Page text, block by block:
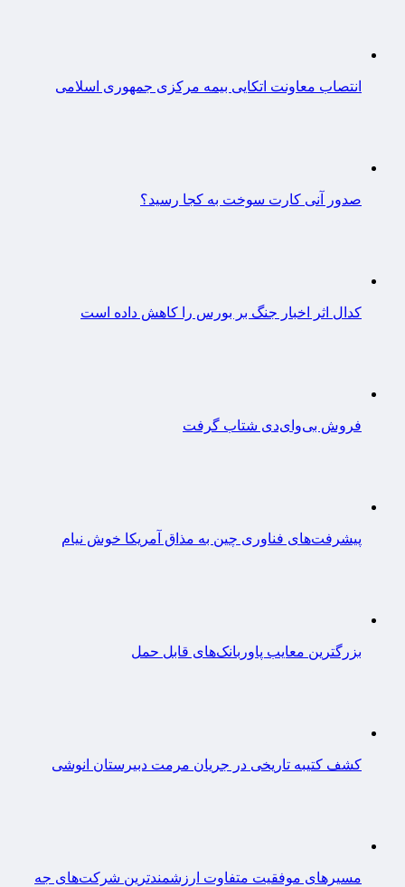
انتصاب معاونت اتکایی بیمه مرکزی جمهوری اسلامی
صدور آنی کارت سوخت به کجا رسید؟
کدال اثر اخبار جنگ بر بورس را کاهش داده است
فروش بی‌وای‌دی شتاب گرفت
پیشرفت‌های فناوری چین به مذاق آمریکا خوش نیام
بزرگترین معایب پاوربانک‌های قابل حمل
کشف کتیبه تاریخی در جریان مرمت دبیرستان انوشی
مسیرهای موفقیت متفاوت ارزشمندترین شرکت‌های جه